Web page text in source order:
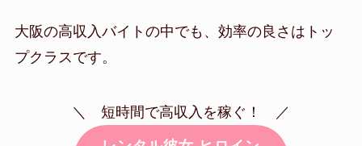
大阪の高収入バイトの中でも、効率の良さはトッ
プクラスです。
＼ 短時間で高収入を稼ぐ！ ／